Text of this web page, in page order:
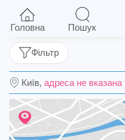
Лівагін-М
Київ, адреса не вказана
Фільтр
Головна Пошук